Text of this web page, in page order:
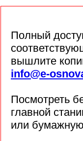
Полный
вышлите
info@e-
Посмотреть
главной
или